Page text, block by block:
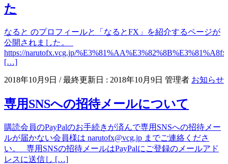
た
なると のプロフィールと「なるとFX」を紹介するページが
公開されました。
https://narutofx.vcg.jp/
[…]
2018年10月9日 / 最終更新日 : 2018年10月9日 管理者 お知らせ
専用SNSへの招待メールについて
購読会員のPayPalのお手続きが済んで専用SNSへの招待メー
ルが届かない会員様は narutofx@vcg.jp までご連絡くださ
い。 専用SNSの招待メールはPayPalにご登録のメールアド
レスに送信し […]